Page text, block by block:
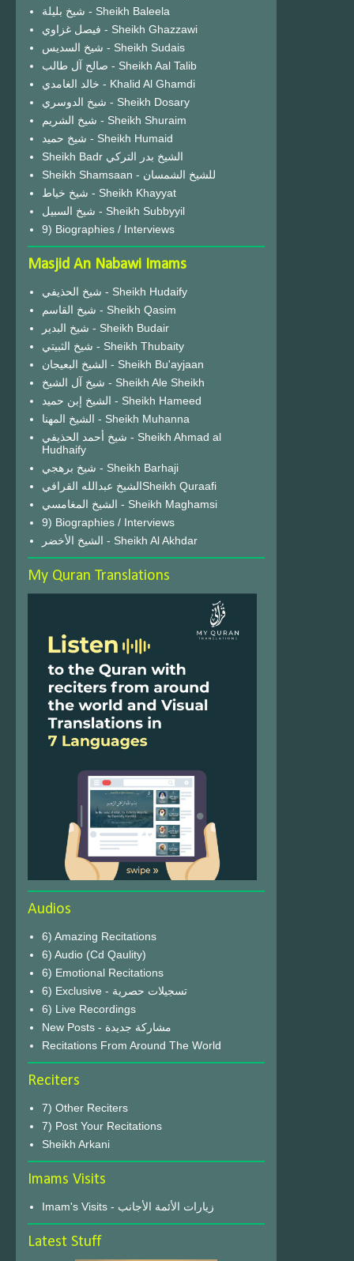
شيخ بليلة - Sheikh Baleela
فيصل غزاوي - Sheikh Ghazzawi
شيخ السديس - Sheikh Sudais
صالح آل طالب - Sheikh Aal Talib
خالد الغامدي - Khalid Al Ghamdi
شيخ الدوسري - Sheikh Dosary
شيخ الشريم - Sheikh Shuraim
شيخ حميد - Sheikh Humaid
Sheikh Badr الشيخ بدر التركي
Sheikh Shamsaan - للشيخ الشمسان
شيخ خياط - Sheikh Khayyat
شيخ السبيل - Sheikh Subbyyil
9) Biographies / Interviews
Masjid An Nabawi Imams
شيخ الحذيفي - Sheikh Hudaify
شيخ القاسم - Sheikh Qasim
شيخ البدير - Sheikh Budair
شيخ الثبيتي - Sheikh Thubaity
الشيخ البعيجان - Sheikh Bu'ayjaan
شيخ آل الشيخ - Sheikh Ale Sheikh
الشيخ إبن حميد - Sheikh Hameed
الشيخ المهنا - Sheikh Muhanna
شيخ أحمد الحذيفي - Sheikh Ahmad al
Hudhaify
شيخ برهجي - Sheikh Barhaji
الشيخ عبدالله القرافيSheikh Quraafi
الشيخ المغامسي - Sheikh Maghamsi
9) Biographies / Interviews
الشيخ الأخضر - Sheikh Al Akhdar
My Quran Translations
Audios
6) Amazing Recitations
6) Audio (Cd Qaulity)
6) Emotional Recitations
6) Exclusive - تسجيلات حصرية
6) Live Recordings
New Posts - مشاركة جديدة
Recitations From Around The World
Reciters
7) Other Reciters
7) Post Your Recitations
Sheikh Arkani
Imams Visits
Imam's Visits - زيارات الأئمة الأجانب
Latest Stuff